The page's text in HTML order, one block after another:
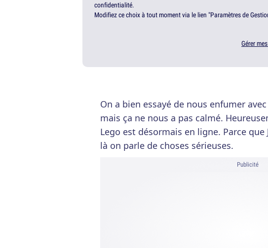
confidentialité.
Modifiez ce choix à tout moment via le lien "Paramètres de
Gérer
On a bien essayé de nous enfumer avec
mais ça ne nous a pas calmé.
Lego est désormais en ligne. Parce
là on parle de choses sérieuses.
Publicité